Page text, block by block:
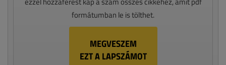
formátumban le is tölthet.
MEGVESZEM
EZT A LAPSZÁMOT